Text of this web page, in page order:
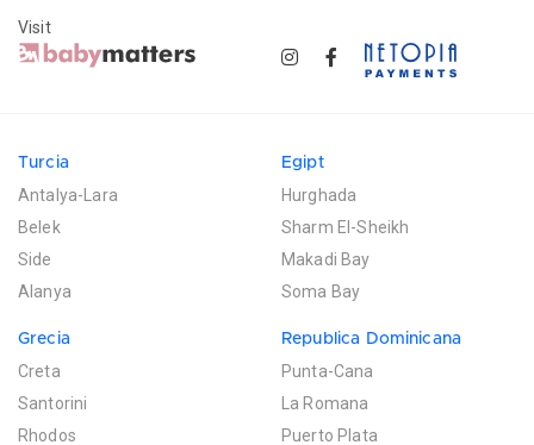
Visit
Turcia
Antalya-Lara
Belek
Side
Alanya
Egipt
Hurghada
Sharm El-Sheikh
Makadi Bay
Soma Bay
Grecia
Creta
Santorini
Rhodos
Republica Dominicana
Punta-Cana
La Romana
Puerto Plata